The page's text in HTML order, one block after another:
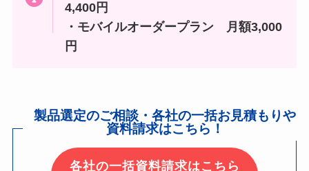
4,400円
・モバイルオーダープラン 月額3,000
円
製品選定のご相談・各社の一括お見積もりや
資料請求はこちら！
各社の一括資料請求はこちら